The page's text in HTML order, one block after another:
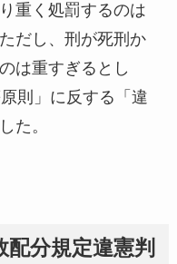
重く処罰するのは
だし、刑が死刑か
は重すぎるとし
則」に反する「違
た。
分規定違憲判